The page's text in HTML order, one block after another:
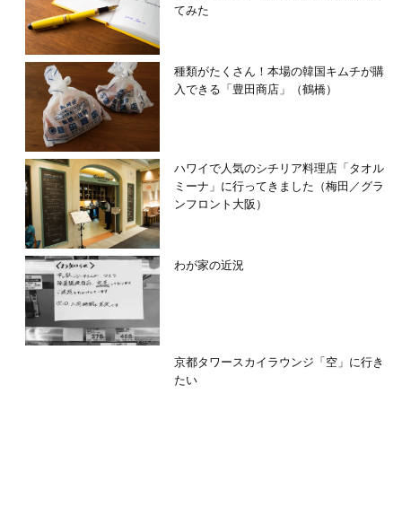
てみた
種類がたくさん！本場の韓国キムチが購
入できる「豊田商店」（鶴橋）
ハワイで人気のシチリア料理店「タオル
ミーナ」に行ってきました（梅田／グラ
ンフロント大阪）
わが家の近況
京都タワースカイラウンジ「空」に行き
たい